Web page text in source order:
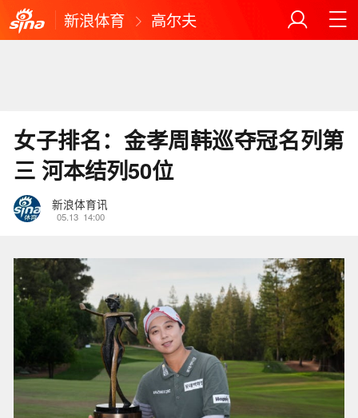
新浪体育 高尔夫
女子排名：金孝周韩巡夺冠名列第
三 河本结列50位
新浪体育讯
05.13 14:00